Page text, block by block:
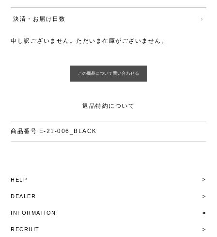
決済・お届け日数
申し訳ございません。ただいま在庫がございません。
返品特約について
商品番号 E-21-006_BLACK
HELP
DEALER
INFORMATION
RECRUIT